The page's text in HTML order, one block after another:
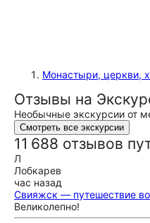
Монастыри, церкви,
Отзывы на
Необычные экскурсии от
Смотреть все экскурсии
11 688 отзывов
Л
Лобкарев
час назад
Свияжск — путешествие
Великолепно!